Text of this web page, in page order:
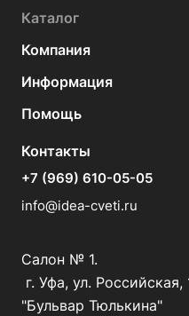
Каталог
Компания
Информация
Помощь
Контакты
+7 (969) 610-05-05
info@idea-cveti.ru
Салон № 1.
г. Уфа, ул. Российская,
"Бульвар Тюлькина"